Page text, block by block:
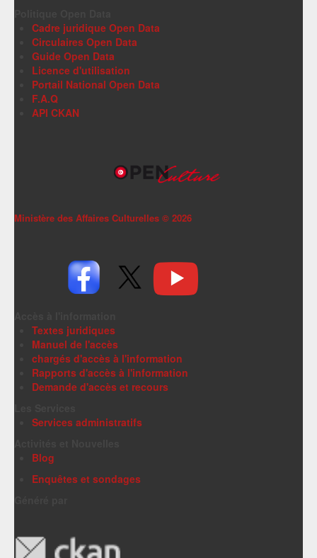
Cadre juridique Open Data
Circulaires Open Data
Guide Open Data
Licence d'utilisation
Portail National Open Data
F.A.Q
API CKAN
Ministère des Affaires Culturelles © 2026
Textes juridiques
Manuel de l'accès
chargés d'accès à l'information
Rapports d'accès à l'information
Demande d'accès et recours
Services administratifs
Blog
Enquêtes et sondages